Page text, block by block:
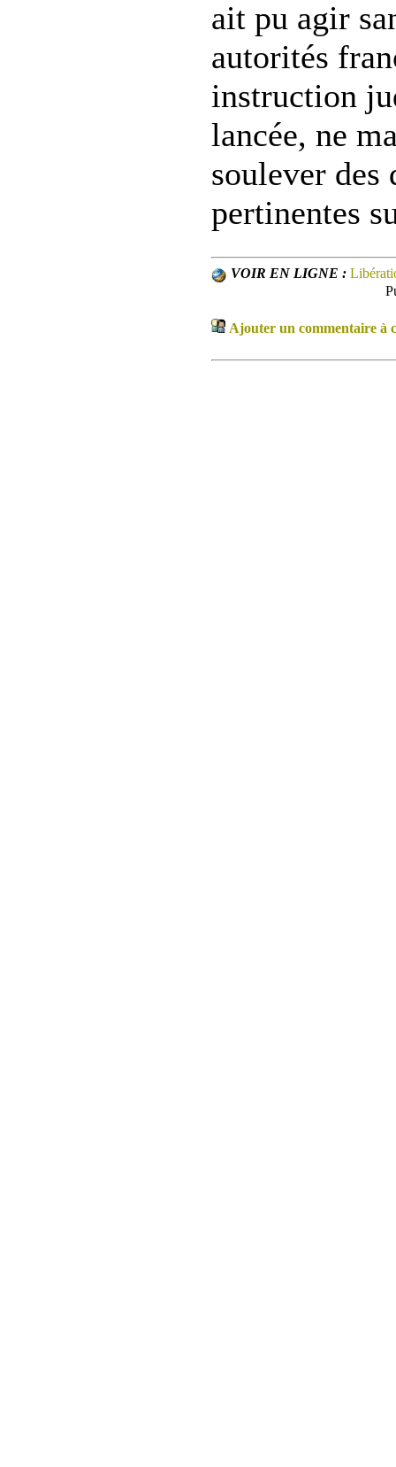
ait pu agir
autorités
instruction
lancée, ne
soulever des
pertinentes
VOIR EN LIGNE :
Ajouter un commentaire à